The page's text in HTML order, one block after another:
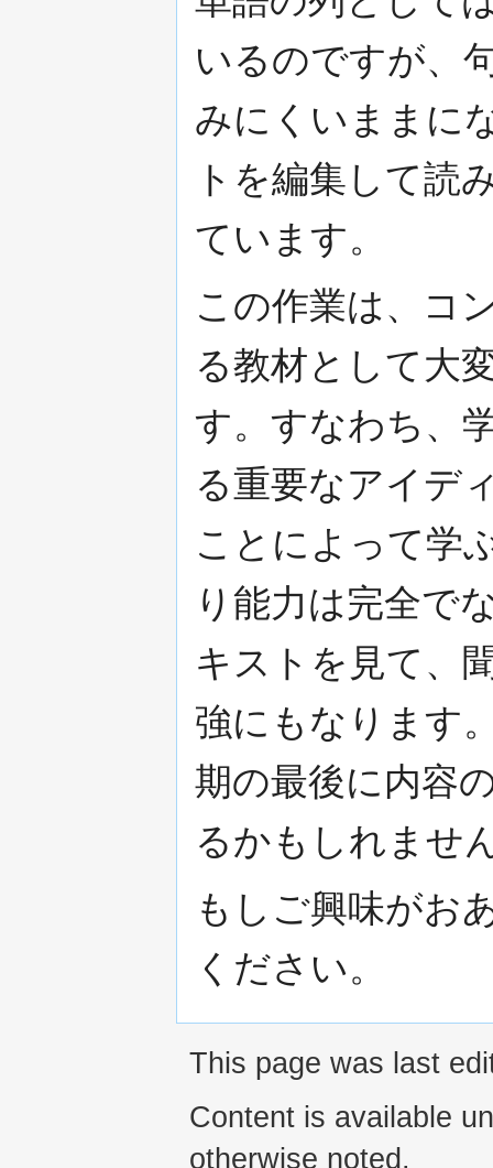
いるのですが、
みにくいままに
トを編集して読
ています。
この作業は、コ
る教材として大
す。すなわち、
る重要なアイデ
ことによって学
り能力は完全で
キストを見て、
強にもなります
期の最後に内容
るかもしれませ
もしご興味がお
ください。
This page was last
Content is available
otherwise noted.